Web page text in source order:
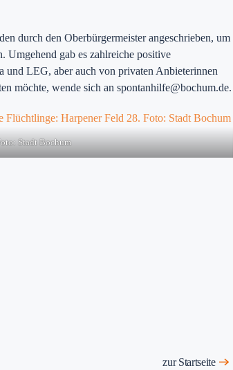
durch den Oberbürgermeister angeschrieben, um
Umgehend gab es zahlreiche positive
LEG, aber auch von privaten Anbieterinnen
möchte, wende sich an spontanhilfe@bochum.de.
Stadt Bochum
zur Startseite